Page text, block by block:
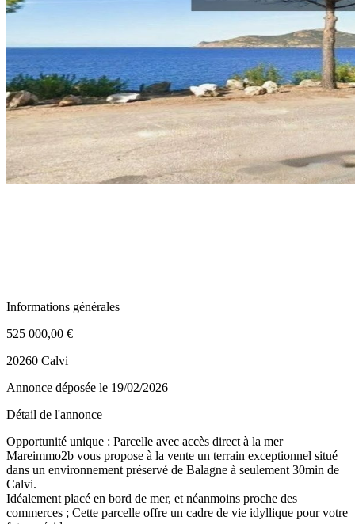
Informations générales
525 000,00 €
20260 Calvi
Annonce déposée le 19/02/2026
Détail de l'annonce
Opportunité unique : Parcelle avec accès direct à la mer
Mareimmo2b vous propose à la vente un terrain exceptionnel situé
dans un environnement préservé de Balagne à seulement 30min de
Calvi.
Idéalement placé en bord de mer, et néanmoins proche des
commerces ; Cette parcelle offre un cadre de vie idyllique pour votre